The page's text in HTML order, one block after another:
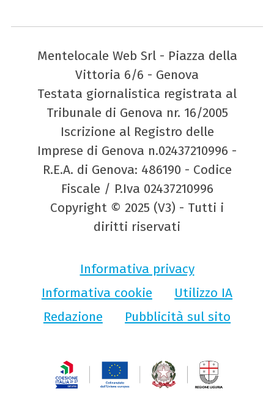
Mentelocale Web Srl - Piazza della
Vittoria 6/6 - Genova
Testata giornalistica registrata al
Tribunale di Genova nr. 16/2005
Iscrizione al Registro delle
Imprese di Genova n.02437210996 -
R.E.A. di Genova: 486190 - Codice
Fiscale / P.Iva 02437210996
Copyright © 2025 (V3) - Tutti i
diritti riservati
Informativa privacy
Informativa cookie
Utilizzo IA
Redazione
Pubblicità sul sito